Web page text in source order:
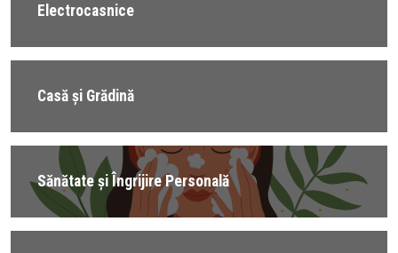
Electrocasnice
Casă și Grădină
Sănătate și Îngrijire Personală